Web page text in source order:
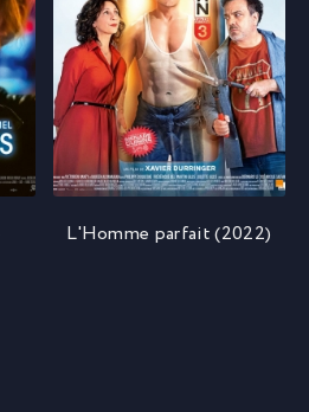
L'Homme parfait (2022)